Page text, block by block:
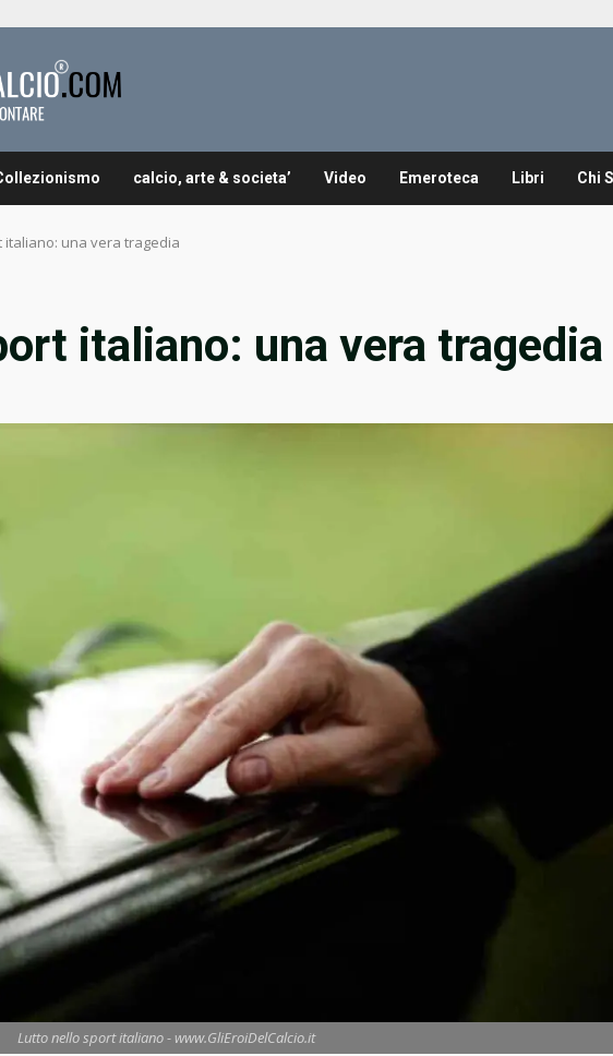
calcio, arte & societa’ Video Emeroteca Libri Chi
italiano: una vera tragedia
italiano: una vera tragedia
Lutto nello sport italiano - www.GliEroiDelCalcio.it